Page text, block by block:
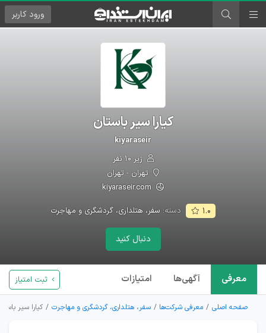
ورود کاربر
کیارا سیر باستان
kiyaraseir
زیر ۱۰ نفر
تهران - تهران
۱.۰ دسته: سفر، هتلداری، گردشگری و مهاجرت
دنبال کنید
معرفی آگهی‌ها امتیازات ثبت امتیاز
صفحه اصلی معرفی شرکت‌ها سفر، هتلداری، گردشگری و مهاجرت کیارا سیر